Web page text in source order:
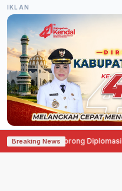
IKLAN
Breaking News
Agustina Dorong Diplomasi